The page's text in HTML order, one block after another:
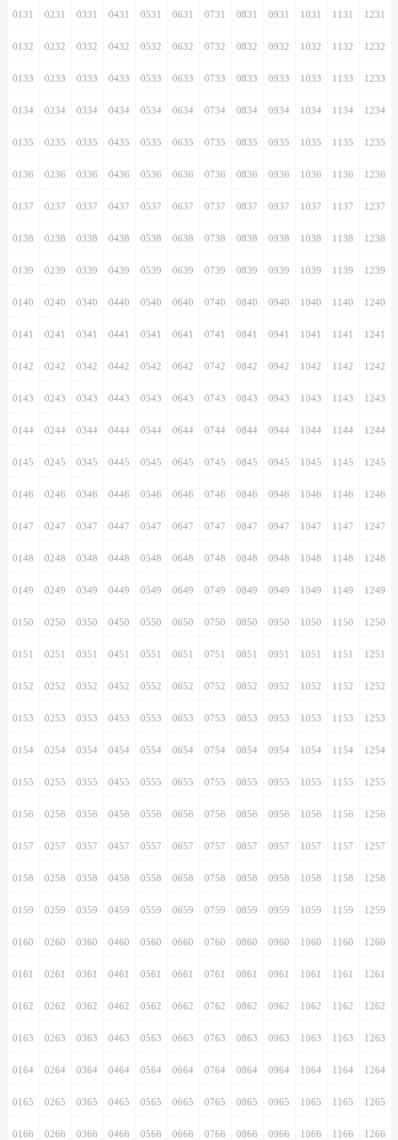
0131 0231 0331 0431 0531 0631 0731 0831 0931 1031 1131 1231
0132 0232 0332 0432 0532 0632 0732 0832 0932 1032 1132 1232
0133 0233 0333 0433 0533 0633 0733 0833 0933 1033 1133 1233
0134 0234 0334 0434 0534 0634 0734 0834 0934 1034 1134 1234
0135 0235 0335 0435 0535 0635 0735 0835 0935 1035 1135 1235
0136 0236 0336 0436 0536 0636 0736 0836 0936 1036 1136 1236
0137 0237 0337 0437 0537 0637 0737 0837 0937 1037 1137 1237
0138 0238 0338 0438 0538 0638 0738 0838 0938 1038 1138 1238
0139 0239 0339 0439 0539 0639 0739 0839 0939 1039 1139 1239
0140 0240 0340 0440 0540 0640 0740 0840 0940 1040 1140 1240
0141 0241 0341 0441 0541 0641 0741 0841 0941 1041 1141 1241
0142 0242 0342 0442 0542 0642 0742 0842 0942 1042 1142 1242
0143 0243 0343 0443 0543 0643 0743 0843 0943 1043 1143 1243
0144 0244 0344 0444 0544 0644 0744 0844 0944 1044 1144 1244
0145 0245 0345 0445 0545 0645 0745 0845 0945 1045 1145 1245
0146 0246 0346 0446 0546 0646 0746 0846 0946 1046 1146 1246
0147 0247 0347 0447 0547 0647 0747 0847 0947 1047 1147 1247
0148 0248 0348 0448 0548 0648 0748 0848 0948 1048 1148 1248
0149 0249 0349 0449 0549 0649 0749 0849 0949 1049 1149 1249
0150 0250 0350 0450 0550 0650 0750 0850 0950 1050 1150 1250
0151 0251 0351 0451 0551 0651 0751 0851 0951 1051 1151 1251
0152 0252 0352 0452 0552 0652 0752 0852 0952 1052 1152 1252
0153 0253 0353 0453 0553 0653 0753 0853 0953 1053 1153 1253
0154 0254 0354 0454 0554 0654 0754 0854 0954 1054 1154 1254
0155 0255 0355 0455 0555 0655 0755 0855 0955 1055 1155 1255
0156 0256 0356 0456 0556 0656 0756 0856 0956 1056 1156 1256
0157 0257 0357 0457 0557 0657 0757 0857 0957 1057 1157 1257
0158 0258 0358 0458 0558 0658 0758 0858 0958 1058 1158 1258
0159 0259 0359 0459 0559 0659 0759 0859 0959 1059 1159 1259
0160 0260 0360 0460 0560 0660 0760 0860 0960 1060 1160 1260
0161 0261 0361 0461 0561 0661 0761 0861 0961 1061 1161 1261
0162 0262 0362 0462 0562 0662 0762 0862 0962 1062 1162 1262
0163 0263 0363 0463 0563 0663 0763 0863 0963 1063 1163 1263
0164 0264 0364 0464 0564 0664 0764 0864 0964 1064 1164 1264
0165 0265 0365 0465 0565 0665 0765 0865 0965 1065 1165 1265
0166 0266 0366 0466 0566 0666 0766 0866 0966 1066 1166 1266